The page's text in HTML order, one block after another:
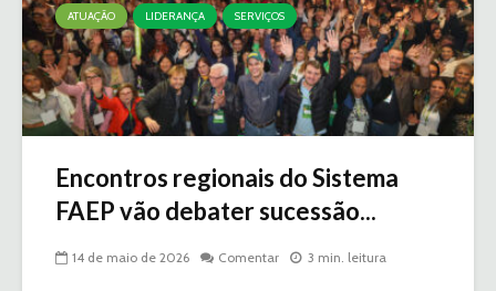
ATUAÇÃO LIDERANÇA SERVIÇOS
Encontros regionais do Sistema
FAEP vão debater sucessão...
14 de maio de 2026 Comentar 3 min. leitura